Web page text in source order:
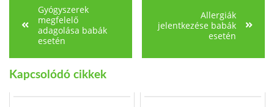
Gyógyszerek
megfelelő
adagolása babák
esetén
Allergiák
jelentkezése babák
esetén
Kapcsolódó cikkek